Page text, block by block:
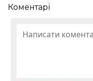
Коментарі